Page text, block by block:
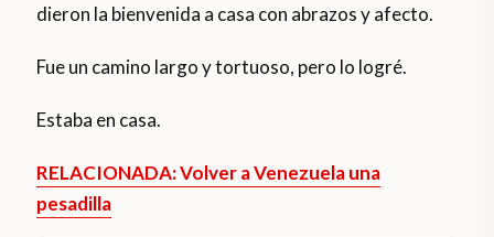
dieron la bienvenida a casa con abrazos y afecto.
Fue un camino largo y tortuoso, pero lo logré.
Estaba en casa.
RELACIONADA: Volver a Venezuela una
pesadilla